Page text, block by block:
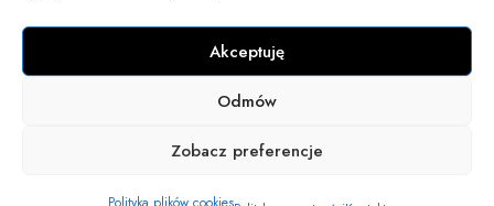
Akceptuję
Odmów
Zobacz preferencje
Twoje konto
Kontakt